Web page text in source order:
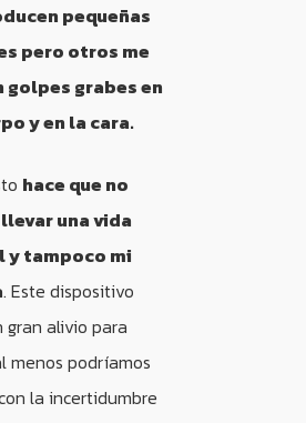
pequeñas
pero otros me
golpes grabes en
y en la cara.
hace que no
una vida
y tampoco mi
. Este dispositivo
gran alivio para
menos podríamos
la incertidumbre